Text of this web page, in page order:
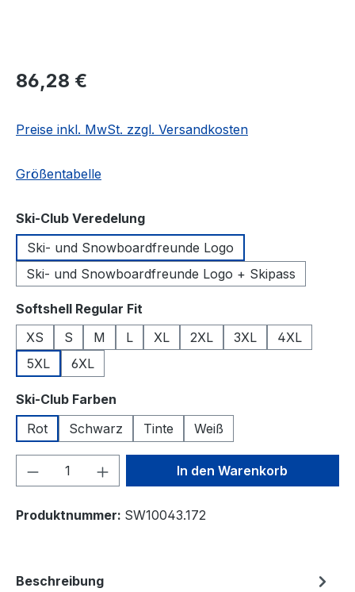
Regulärer Preis:
86,28 €
Preise inkl. MwSt. zzgl. Versandkosten
Größentabelle
Ski-Club Veredelungauswählen
Ski- und Snowboardfreunde Logo
Ski- und Snowboardfreunde Logo + Skipass
Softshell Regular Fit
XS
S M L XL 2XL 3XL
4XL
5XL
6XL
Ski-Club Farben
Rot
Schwarz Tinte Weiß
Produkt Anzahl: Gib denIn den Warenkorb
Produktnummer: SW10043.172
Beschreibung